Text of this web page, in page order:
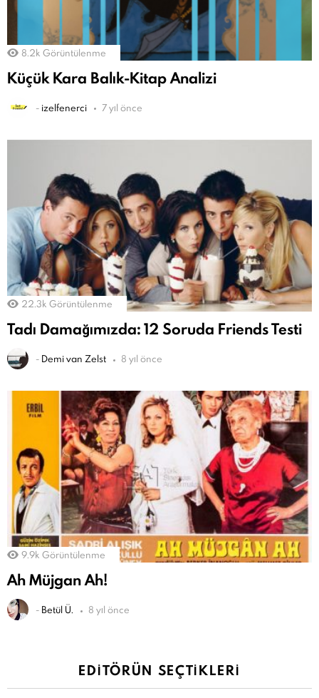
8.2k Görüntülenme
Küçük Kara Balık-Kitap Analizi
- izelfenerci 7 yıl önce
22.3k Görüntülenme
Tadı Damağımızda: 12 Soruda Friends Testi
- Demi van Zelst 8 yıl önce
9.9k Görüntülenme
Ah Müjgan Ah!
- Betül Ü. 8 yıl önce
EDITÖRÜN SEÇTIKLERI